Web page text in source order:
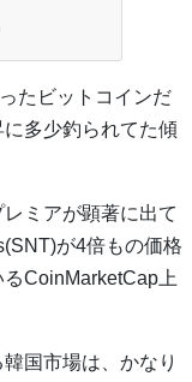
たビットコインだ
多少釣られてた傾
ミアが顕著に出て
が4倍もの価格
CoinMarketCap上
国市場は、かなり